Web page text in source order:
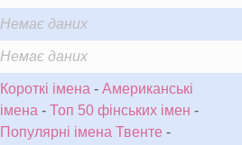
Немає даних
Немає даних
Короткі імена - Американські
імена - Топ 50 фінських імен -
Популярні імена Твенте -